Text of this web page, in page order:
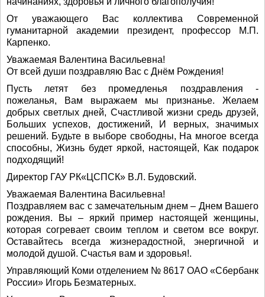
От уважающего Вас коллектива Современной
гуманитарной академии президент, профессор М.П.
Карпенко.
Уважаемая Валентина Васильевна!
От всей души поздравляю Вас с Днём Рождения!
Пусть летят без промедленья поздравления -
пожеланья, Вам выражаем мы признанье. Желаем
добрых светлых дней, Счастливой жизни средь друзей,
Больших успехов, достижений, И верных, значимых
решений. Будьте в выборе свободны, На многое всегда
способны, Жизнь будет яркой, настоящей, Как подарок
подходящий!
Директор ГАУ РК«ЦСПСК» В.Л. Будовский.
Уважаемая Валентина Васильевна!
Поздравляем вас с замечательным днем – Днем Вашего
рождения. Вы – яркий пример настоящей женщины,
которая согревает своим теплом и светом все вокруг.
Оставайтесь всегда жизнерадостной, энергичной и
молодой душой. Счастья вам и здоровья!.
Управляющий Коми отделением № 8617 ОАО «Сбербанк
России» Игорь Безматерных.